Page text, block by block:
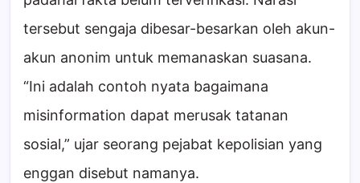
tersebut sengaja dibesar-besarkan oleh akun-
akun anonim untuk memanaskan suasana.
“Ini adalah contoh nyata bagaimana
misinformation dapat merusak tatanan
sosial,” ujar seorang pejabat kepolisian yang
enggan disebut namanya.